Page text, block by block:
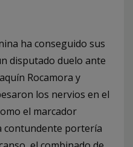
ha conseguido sus
disputado duelo ante
Rocamora y
los nervios en el
el marcador
contundente portería